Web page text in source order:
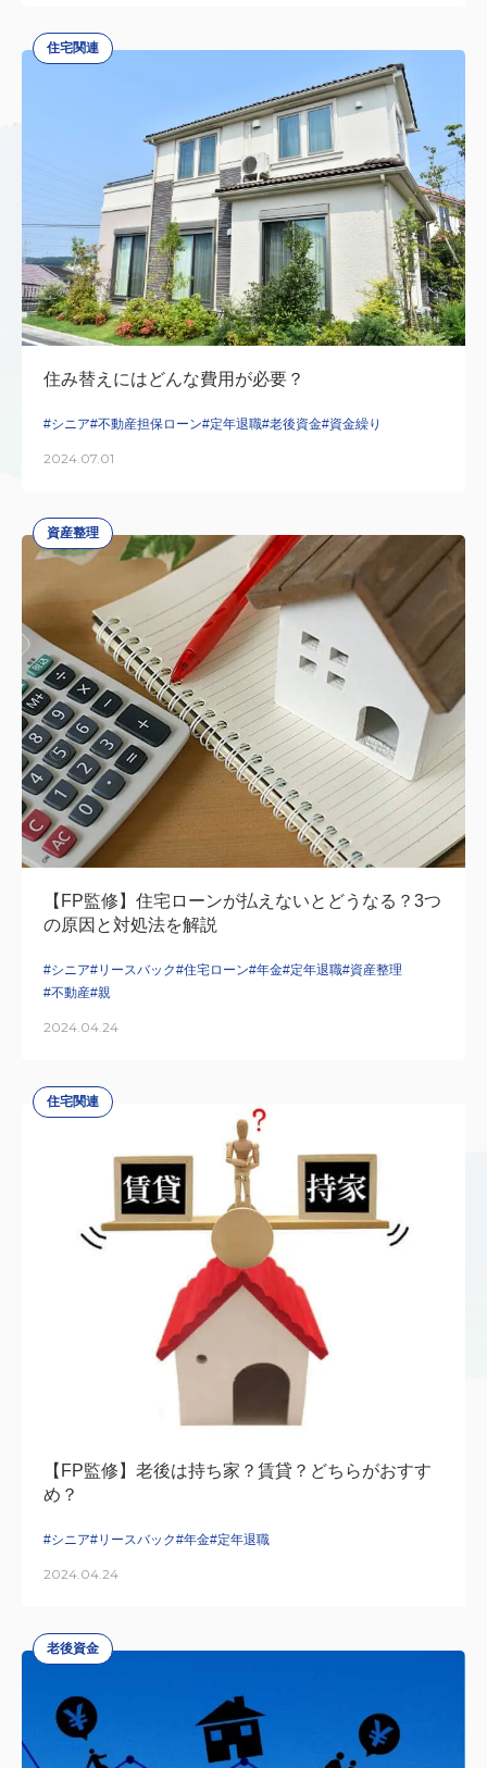
住宅関連
住み替えにはどんな費用が必要？
#シニア#不動産担保ローン#定年退職#老後資金#資金繰り
2024.07.01
資産整理
【FP監修】住宅ローンが払えないとどうなる？3つ
の原因と対処法を解説
#シニア#リースバック#住宅ローン#年金#定年退職#資産整理
#不動産#親
2024.04.24
住宅関連
【FP監修】老後は持ち家？賃貸？どちらがおすす
め？
#シニア#リースバック#年金#定年退職
2024.04.24
老後資金